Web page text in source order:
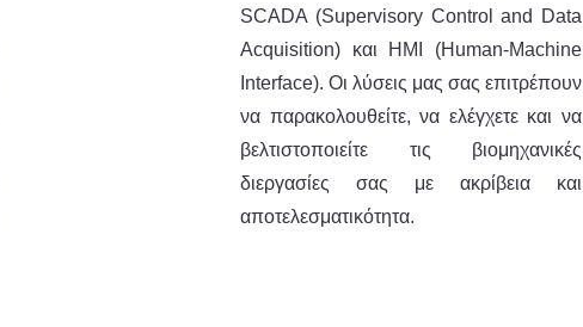
SCADA (Supervisory Control and Data
Acquisition) και HMI (Human-Machine
Interface). Οι λύσεις μας σας επιτρέπουν
να παρακολουθείτε, να ελέγχετε και να
βελτιστοποιείτε τις βιομηχανικές
διεργασίες σας με ακρίβεια και
αποτελεσματικότητα.